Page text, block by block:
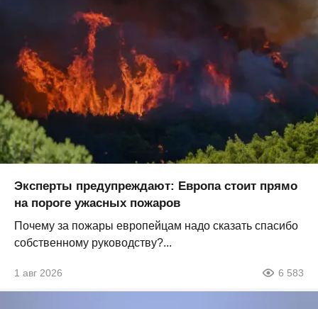
Эксперты предупреждают: Европа стоит прямо
на пороге ужасных пожаров
Почему за пожары европейцам надо сказать спасибо
собственному руководству?...
1 авг 2026 6 583